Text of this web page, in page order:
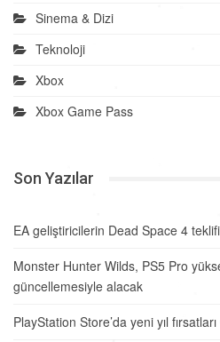
Sinema & Dizi
Teknoloji
Xbox
Xbox Game Pass
Son Yazılar
EA geliştiricilerin Dead Space 4
Monster Hunter Wilds, PS5 Pro
güncellemesiyle alacak
PlayStation Store’da yeni yıl